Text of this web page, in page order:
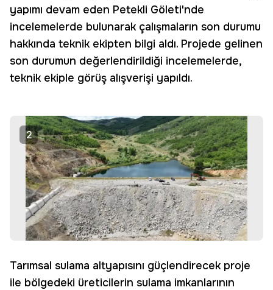
yapımı devam eden Petekli Göleti'nde
incelemelerde bulunarak çalışmaların son durumu
hakkında teknik ekipten bilgi aldı. Projede gelinen
son durumun değerlendirildiği incelemelerde,
teknik ekiple görüş alışverişi yapıldı.
2
Tarımsal sulama altyapısını güçlendirecek proje
ile bölgedeki üreticilerin sulama imkanlarının